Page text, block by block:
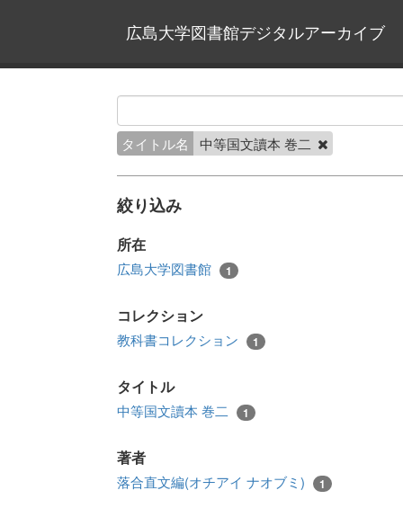
広島大学図書館デジタルアーカイブ
タイトル名 中等国文讀本 巻二
絞り込み
所在
広島大学図書館 1
コレクション
教科書コレクション 1
タイトル
中等国文讀本 巻二 1
著者
落合直文編(オチアイ ナオブミ) 1